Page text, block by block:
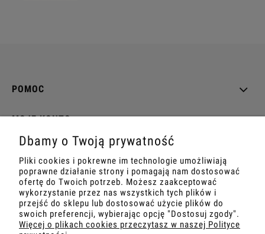
POMOC
MOJE KONTO
PŁATNOŚCI I DOSTAWA
INFORMACJE
O NAS
Dbamy o Twoją prywatność
Pliki cookies i pokrewne im technologie umożliwiają
poprawne działanie strony i pomagają nam dostosować
ofertę do Twoich potrzeb. Możesz zaakceptować
wykorzystanie przez nas wszystkich tych plików i
przejść do sklepu lub dostosować użycie plików do
swoich preferencji, wybierając opcję "Dostosuj zgody".
Więcej o plikach cookies przeczytasz w naszej Polityce